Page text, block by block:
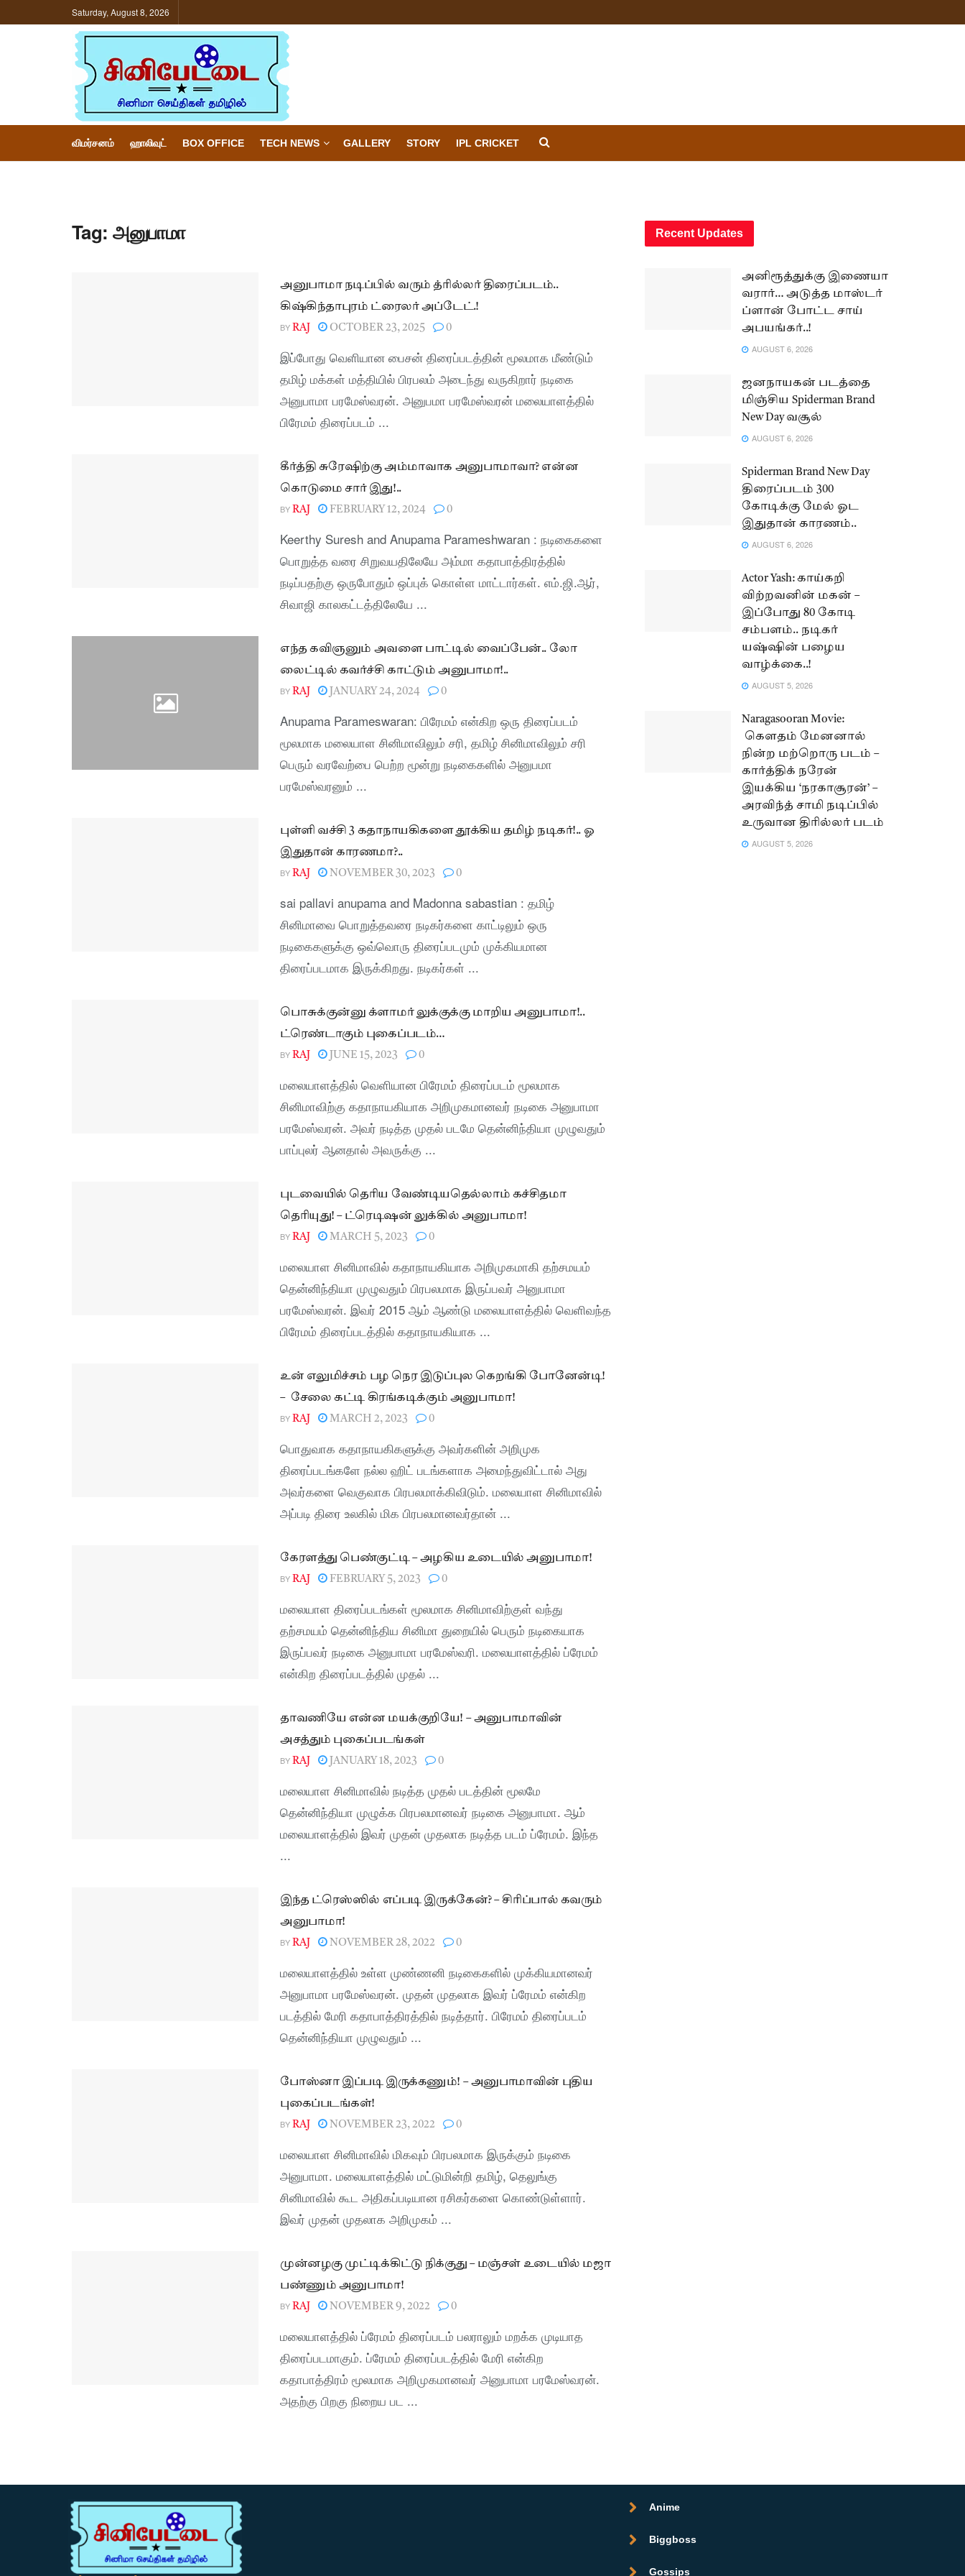
Saturday, August 8, 2026
விமர்சனம் ஹாலிவுட் BOX OFFICE TECH NEWS GALLERY STORY IPL CRICKET
Tag:அனுபாமா
அனுபாமா நடிப்பில் வரும் த்ரில்லர் திரைப்படம்..
கிஷ்கிந்தாபுரம் ட்ரைலர் அப்டேட்.!
BY RAJ OCTOBER 23, 2025 0
இப்போது வெளியான பைசன் திரைப்படத்தின் மூலமாக மீண்டும்
தமிழ் மக்கள் மத்தியில் பிரபலம் அடைந்து வருகிறார் நடிகை
அனுபாமா பரமேஸ்வரன். அனுபமா பரமேஸ்வரன் மலையாளத்தில்
பிரேமம் திரைப்படம் ...
கீர்த்தி சுரேஷிற்கு அம்மாவாக அனுபாமாவா? என்ன
கொடுமை சார் இது!..
BY RAJ FEBRUARY 12, 2024 0
Keerthy Suresh and Anupama Parameshwaran : நடிகைகளை
பொறுத்த வரை சிறுவயதிலேயே அம்மா கதாபாத்திரத்தில்
நடிப்பதற்கு ஒருபோதும் ஒப்புக் கொள்ள மாட்டார்கள். எம்.ஜி.ஆர்,
சிவாஜி காலகட்டத்திலேயே ...
எந்த கவிஞனும் அவளை பாட்டில் வைப்பேன்.. லோ
லைட்டில் கவர்ச்சி காட்டும் அனுபாமா!..
BY RAJ JANUARY 24, 2024 0
Anupama Parameswaran: பிரேமம் என்கிற ஒரு திரைப்படம்
மூலமாக மலையாள சினிமாவிலும் சரி, தமிழ் சினிமாவிலும் சரி
பெரும் வரவேற்பை பெற்ற மூன்று நடிகைகளில் அனுபமா
பரமேஸ்வரனும் ...
புள்ளி வச்சி 3 கதாநாயகிகளை தூக்கிய தமிழ் நடிகர்!.. ஓ
இதுதான் காரணமா?..
BY RAJ NOVEMBER 30, 2023 0
sai pallavi anupama and Madonna sabastian : தமிழ்
சினிமாவை பொறுத்தவரை நடிகர்களை காட்டிலும் ஒரு
நடிகைகளுக்கு ஒவ்வொரு திரைப்படமும் முக்கியமான
திரைப்படமாக இருக்கிறது. நடிகர்கள் ...
பொசுக்குன்னு க்ளாமர் லுக்குக்கு மாறிய அனுபாமா!..
ட்ரெண்டாகும் புகைப்படம்…
BY RAJ JUNE 15, 2023 0
மலையாளத்தில் வெளியான பிரேமம் திரைப்படம் மூலமாக
சினிமாவிற்கு கதாநாயகியாக அறிமுகமானவர் நடிகை அனுபாமா
பரமேஸ்வரன். அவர் நடித்த முதல் படமே தென்னிந்தியா முழுவதும்
பாப்புலர் ஆனதால் அவருக்கு ...
புடவையில் தெரிய வேண்டியதெல்லாம் கச்சிதமா
தெரியுது! – ட்ரெடிஷன் லுக்கில் அனுபாமா!
BY RAJ MARCH 5, 2023 0
மலையாள சினிமாவில் கதாநாயகியாக அறிமுகமாகி தற்சமயம்
தென்னிந்தியா முழுவதும் பிரபலமாக இருப்பவர் அனுபாமா
பரமேஸ்வரன். இவர் 2015 ஆம் ஆண்டு மலையாளத்தில் வெளிவந்த
பிரேமம் திரைப்படத்தில் கதாநாயகியாக ...
உன் எலுமிச்சம் பழ நெர இடுப்புல கெறங்கி போனேன்டி!
– சேலை கட்டி கிரங்கடிக்கும் அனுபாமா!
BY RAJ MARCH 2, 2023 0
பொதுவாக கதாநாயகிகளுக்கு அவர்களின் அறிமுக
திரைப்படங்களே நல்ல ஹிட் படங்களாக அமைந்துவிட்டால் அது
அவர்களை வெகுவாக பிரபலமாக்கிவிடும். மலையாள சினிமாவில்
அப்படி திரை உலகில் மிக பிரபலமானவர்தான் ...
கேரளத்து பெண்குட்டி – அழகிய உடையில் அனுபாமா!
BY RAJ FEBRUARY 5, 2023 0
மலையாள திரைப்படங்கள் மூலமாக சினிமாவிற்குள் வந்து
தற்சமயம் தென்னிந்திய சினிமா துறையில் பெரும் நடிகையாக
இருப்பவர் நடிகை அனுபாமா பரமேஸ்வரி. மலையாளத்தில் ப்ரேமம்
என்கிற திரைப்படத்தில் முதல் ...
தாவணியே என்ன மயக்குறியே! – அனுபாமாவின்
அசத்தும் புகைப்படங்கள்
BY RAJ JANUARY 18, 2023 0
மலையாள சினிமாவில் நடித்த முதல் படத்தின் மூலமே
தென்னிந்தியா முழுக்க பிரபலமானவர் நடிகை அனுபாமா. ஆம்
மலையாளத்தில் இவர் முதன் முதலாக நடித்த படம் ப்ரேமம். இந்த
...
இந்த ட்ரெஸ்ஸில் எப்படி இருக்கேன்? – சிரிப்பால் கவரும்
அனுபாமா!
BY RAJ NOVEMBER 28, 2022 0
மலையாளத்தில் உள்ள முண்ணனி நடிகைகளில் முக்கியமானவர்
அனுபாமா பரமேஸ்வரன். முதன் முதலாக இவர் ப்ரேமம் என்கிற
படத்தில் மேரி கதாபாத்திரத்தில் நடித்தார். பிரேமம் திரைப்படம்
தென்னிந்தியா முழுவதும் ...
போஸ்னா இப்படி இருக்கணும்! – அனுபாமாவின் புதிய
புகைப்படங்கள்!
BY RAJ NOVEMBER 23, 2022 0
மலையாள சினிமாவில் மிகவும் பிரபலமாக இருக்கும் நடிகை
அனுபாமா. மலையாளத்தில் மட்டுமின்றி தமிழ், தெலுங்கு
சினிமாவில் கூட அதிகப்படியான ரசிகர்களை கொண்டுள்ளார்.
இவர் முதன் முதலாக அறிமுகம் ...
முன்னழகு முட்டிக்கிட்டு நிக்குது – மஞ்சள் உடையில் மஜா
பண்ணும் அனுபாமா!
BY RAJ NOVEMBER 9, 2022 0
மலையாளத்தில் ப்ரேமம் திரைப்படம் பலராலும் மறக்க முடியாத
திரைப்படமாகும். ப்ரேமம் திரைப்படத்தில் மேரி என்கிற
கதாபாத்திரம் மூலமாக அறிமுகமானவர் அனுபாமா பரமேஸ்வரன்.
அதற்கு பிறகு நிறைய பட ...
Recent Updates
அனிரூத்துக்கு இணையா
வரார்… அடுத்த மாஸ்டர்
ப்ளான் போட்ட சாய்
அபயங்கர்..!
AUGUST 6, 2026
ஜனநாயகன் படத்தை
மிஞ்சிய Spiderman Brand
New Day வசூல்
AUGUST 6, 2026
Spiderman Brand New Day
திரைப்படம் 300
கோடிக்கு மேல் ஓட
இதுதான் காரணம்..
AUGUST 6, 2026
Actor Yash: காய்கறி
விற்றவனின் மகன் –
இப்போது 80 கோடி
சம்பளம்.. நடிகர்
யஷ்ஷின் பழைய
வாழ்க்கை..!
AUGUST 5, 2026
Naragasooran Movie:
கௌதம் மேனனால்
நின்ற மற்றொரு படம் –
கார்த்திக் நரேன்
இயக்கிய ‘நரகாசூரன்’ –
அரவிந்த் சாமி நடிப்பில்
உருவான திரில்லர் படம்
AUGUST 5, 2026
Anime
Biggboss
Gossips